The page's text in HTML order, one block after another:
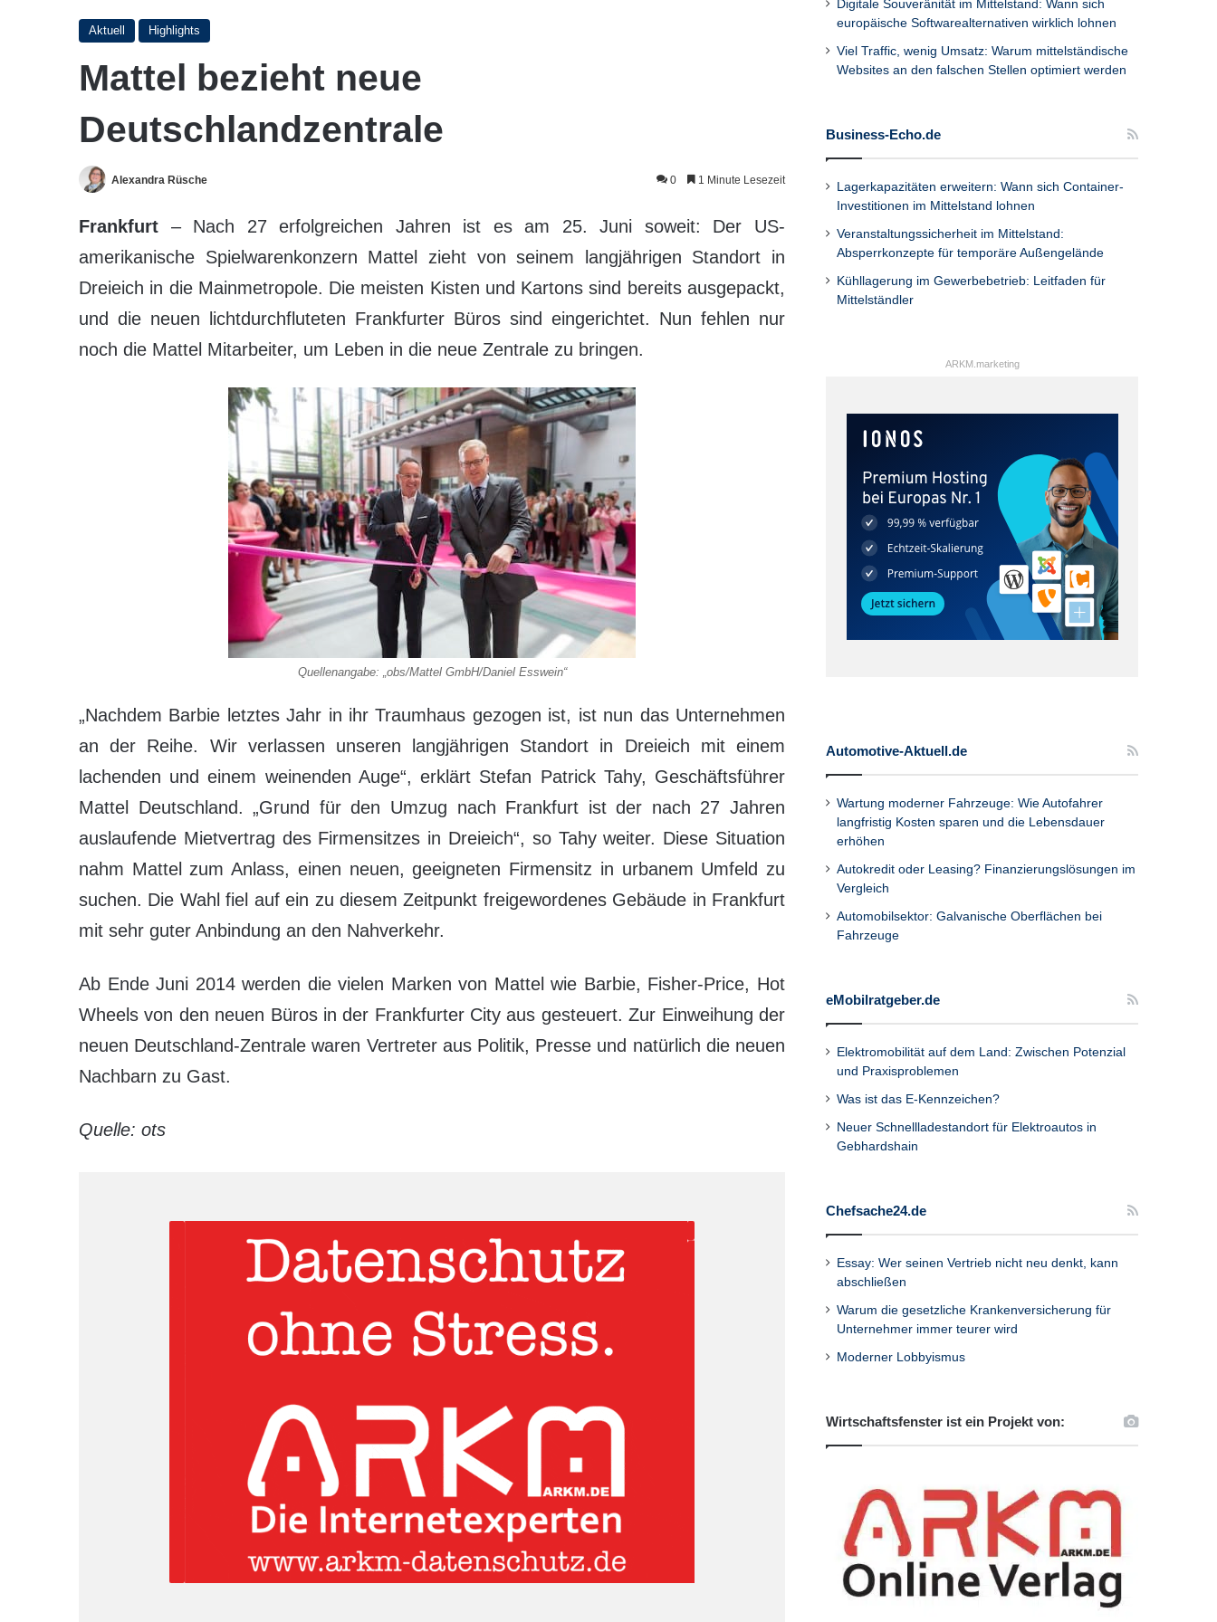
Aktuell Highlights
Mattel bezieht neue
Deutschlandzentrale
Alexandra Rüsche 0 1 Minute Lesezeit
Frankfurt – Nach 27 erfolgreichen Jahren ist es am 25. Juni soweit: Der US-
amerikanische Spielwarenkonzern Mattel zieht von seinem langjährigen Standort in
Dreieich in die Mainmetropole. Die meisten Kisten und Kartons sind bereits ausgepackt,
und die neuen lichtdurchfluteten Frankfurter Büros sind eingerichtet. Nun fehlen nur
noch die Mattel Mitarbeiter, um Leben in die neue Zentrale zu bringen.
Quellenangabe: „obs/Mattel GmbH/Daniel Esswein“
„Nachdem Barbie letztes Jahr in ihr Traumhaus gezogen ist, ist nun das Unternehmen
an der Reihe. Wir verlassen unseren langjährigen Standort in Dreieich mit einem
lachenden und einem weinenden Auge“, erklärt Stefan Patrick Tahy, Geschäftsführer
Mattel Deutschland. „Grund für den Umzug nach Frankfurt ist der nach 27 Jahren
auslaufende Mietvertrag des Firmensitzes in Dreieich“, so Tahy weiter. Diese Situation
nahm Mattel zum Anlass, einen neuen, geeigneten Firmensitz in urbanem Umfeld zu
suchen. Die Wahl fiel auf ein zu diesem Zeitpunkt freigewordenes Gebäude in Frankfurt
mit sehr guter Anbindung an den Nahverkehr.
Ab Ende Juni 2014 werden die vielen Marken von Mattel wie Barbie, Fisher-Price, Hot
Wheels von den neuen Büros in der Frankfurter City aus gesteuert. Zur Einweihung der
neuen Deutschland-Zentrale waren Vertreter aus Politik, Presse und natürlich die neuen
Nachbarn zu Gast.
Quelle: ots
Digitale Souveränität im Mittelstand: Wann sich
europäische Softwarealternativen wirklich lohnen
Viel Traffic, wenig Umsatz: Warum mittelständische
Websites an den falschen Stellen optimiert werden
Business-Echo.de
Lagerkapazitäten erweitern: Wann sich Container-
Investitionen im Mittelstand lohnen
Veranstaltungssicherheit im Mittelstand:
Absperrkonzepte für temporäre Außengelände
Kühllagerung im Gewerbebetrieb: Leitfaden für
Mittelständler
ARKM.marketing
Automotive-Aktuell.de
Wartung moderner Fahrzeuge: Wie Autofahrer
langfristig Kosten sparen und die Lebensdauer
erhöhen
Autokredit oder Leasing? Finanzierungslösungen im
Vergleich
Automobilsektor: Galvanische Oberflächen bei
Fahrzeuge
eMobilratgeber.de
Elektromobilität auf dem Land: Zwischen Potenzial
und Praxisproblemen
Was ist das E-Kennzeichen?
Neuer Schnellladestandort für Elektroautos in
Gebhardshain
Chefsache24.de
Essay: Wer seinen Vertrieb nicht neu denkt, kann
abschließen
Warum die gesetzliche Krankenversicherung für
Unternehmer immer teurer wird
Moderner Lobbyismus
Wirtschaftsfenster ist ein Projekt von: